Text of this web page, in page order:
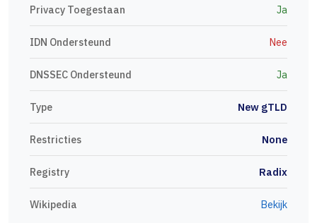
Privacy Toegestaan Ja
IDN Ondersteund Nee
DNSSEC Ondersteund Ja
Type New gTLD
Restricties None
Registry Radix
Wikipedia Bekijk